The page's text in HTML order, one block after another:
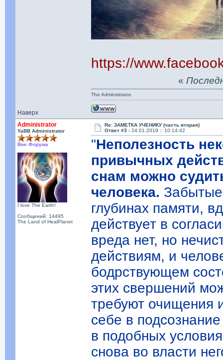
https://
Наверх
«
The Administrator.
Administrator
YaBB Administrator
Вне Форума
I love The Earth!
Сообщений: 14495
The Land of HealPlanet
Re: ЗАМЕТКА УЧЕНИКУ (часть вторая)
Ответ #3 -24.01.2019 :: 10:14:42
"Неполезность
привычных
снам можно
человека. Забытые
глубинах памяти,
действует в
вреда нет, но
действиям, и
бодрствующем
этих свершений
требуют очищения
себе в
в подобных
снова во власти